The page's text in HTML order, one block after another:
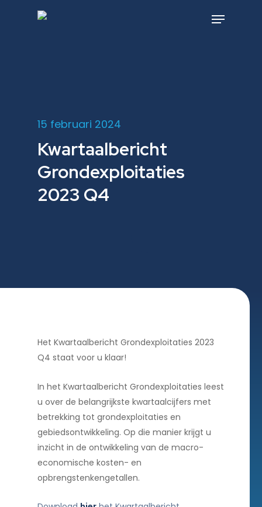
Menu
15 februari 2024
Kwartaalbericht
Grondexploitaties
2023 Q4
Het Kwartaalbericht Grondexploitaties 2023
Q4 staat voor u klaar!
In het Kwartaalbericht Grondexploitaties leest
u over de belangrijkste kwartaalcijfers met
betrekking tot grondexploitaties en
gebiedsontwikkeling. Op die manier krijgt u
inzicht in de ontwikkeling van de macro-
economische kosten- en
opbrengstenkengetallen.